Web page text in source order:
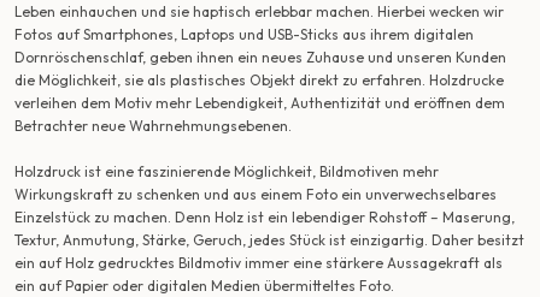
Leben einhauchen und sie haptisch erlebbar machen. Hierbei wecken wir
Fotos auf Smartphones, Laptops und USB-Sticks aus ihrem digitalen
Dornröschenschlaf, geben ihnen ein neues Zuhause und unseren Kunden
die Möglichkeit, sie als plastisches Objekt direkt zu erfahren. Holzdrucke
verleihen dem Motiv mehr Lebendigkeit, Authentizität und eröffnen dem
Betrachter neue Wahrnehmungsebenen.
Holzdruck ist eine faszinierende Möglichkeit, Bildmotiven mehr
Wirkungskraft zu schenken und aus einem Foto ein unverwechselbares
Einzelstück zu machen. Denn Holz ist ein lebendiger Rohstoff – Maserung,
Textur, Anmutung, Stärke, Geruch, jedes Stück ist einzigartig. Daher besitzt
ein auf Holz gedrucktes Bildmotiv immer eine stärkere Aussagekraft als
ein auf Papier oder digitalen Medien übermitteltes Foto.